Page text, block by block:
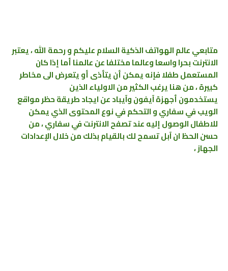
متابعي عالم الهواتف الذكية السلام عليكم و رحمة الله ، يعتبر
الانترنت بحرا واسعا وعالما مختلفا عن عالمنا أما إذا كان
المستعمل طفلا فإنه يمكن أن يتأذى أو يتعرض الى مخاطر
كبيرة ، من هنا يرغب الكثير من الاولياء الذين
يستخدمون أجهزة آيفون وآيباد عن ايجاد طريقة حظر مواقع
الويب في سفاري و التحكم في نوع المحتوى الذي يمكن
للاطفال الوصول إليه عند تصفح الانترنت في سفاري ، من
حسن الحظ ان آبل تسمح لك بالقيام بذلك من خلال الإعدادات
الجهاز ،